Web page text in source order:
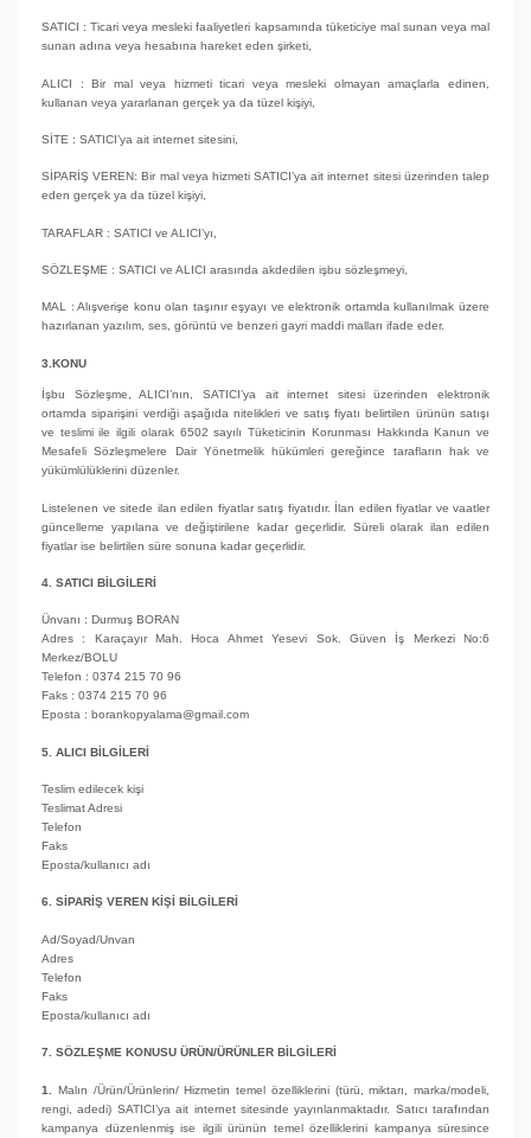
SATICI : Ticari veya mesleki faaliyetleri kapsamında tüketiciye mal sunan veya mal
sunan adına veya hesabına hareket eden şirketi,
ALICI : Bir mal veya hizmeti ticari veya mesleki olmayan amaçlarla edinen,
kullanan veya yararlanan gerçek ya da tüzel kişiyi,
SİTE : SATICI’ya ait internet sitesini,
SİPARİŞ VEREN: Bir mal veya hizmeti SATICI’ya ait internet sitesi üzerinden talep
eden gerçek ya da tüzel kişiyi,
TARAFLAR : SATICI ve ALICI’yı,
SÖZLEŞME : SATICI ve ALICI arasında akdedilen işbu sözleşmeyi,
MAL : Alışverişe konu olan taşınır eşyayı ve elektronik ortamda kullanılmak üzere
hazırlanan yazılım, ses, görüntü ve benzeri gayri maddi malları ifade eder.
3.KONU
İşbu Sözleşme, ALICI’nın, SATICI’ya ait internet sitesi üzerinden elektronik
ortamda siparişini verdiği aşağıda nitelikleri ve satış fiyatı belirtilen ürünün satışı
ve teslimi ile ilgili olarak 6502 sayılı Tüketicinin Korunması Hakkında Kanun ve
Mesafeli Sözleşmelere Dair Yönetmelik hükümleri gereğince tarafların hak ve
yükümlülüklerini düzenler.
Listelenen ve sitede ilan edilen fiyatlar satış fiyatıdır. İlan edilen fiyatlar ve vaatler
güncelleme yapılana ve değiştirilene kadar geçerlidir. Süreli olarak ilan edilen
fiyatlar ise belirtilen süre sonuna kadar geçerlidir.
4. SATICI BİLGİLERİ
Ünvanı : Durmuş BORAN
Adres : Karaçayır Mah. Hoca Ahmet Yesevi Sok. Güven İş Merkezi No:6
Merkez/BOLU
Telefon : 0374 215 70 96
Faks : 0374 215 70 96
Eposta : borankopyalama@gmail.com
5. ALICI BİLGİLERİ
Teslim edilecek kişi
Teslimat Adresi
Telefon
Faks
Eposta/kullanıcı adı
6. SİPARİŞ VEREN KİŞİ BİLGİLERİ
Ad/Soyad/Unvan
Adres
Telefon
Faks
Eposta/kullanıcı adı
7. SÖZLEŞME KONUSU ÜRÜN/ÜRÜNLER BİLGİLERİ
1.
Malın /Ürün/Ürünlerin/ Hizmetin temel özelliklerini (türü, miktarı, marka/modeli,
rengi, adedi) SATICI’ya ait internet sitesinde yayınlanmaktadır. Satıcı tarafından
kampanya düzenlenmiş ise ilgili ürünün temel özelliklerini kampanya süresince